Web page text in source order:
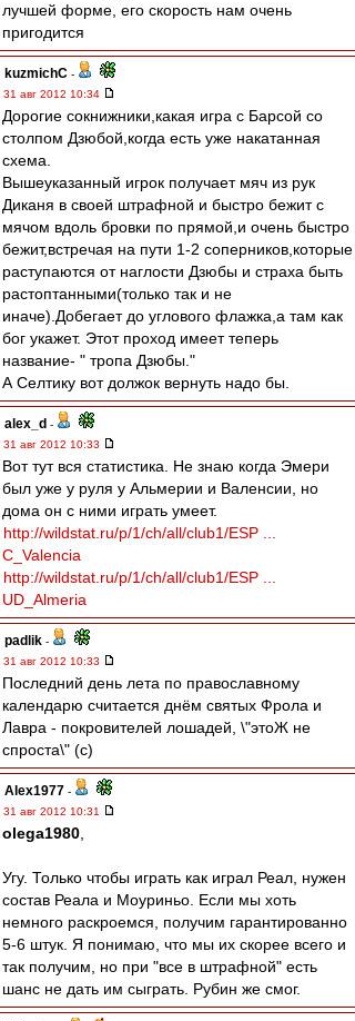
лучшей форме, его скорость нам очень
пригодится
kuzmichC -
31 авг 2012 10:34
Дорогие сокнижники,какая игра с Барсой со
столпом Дзюбой,когда есть уже накатанная
схема.
Вышеуказанный игрок получает мяч из рук
Диканя в своей штрафной и быстро бежит с
мячом вдоль бровки по прямой,и очень быстро
бежит,встречая на пути 1-2 соперников,которые
раступаются от наглости Дзюбы и страха быть
растоптанными(только так и не
иначе).Добегает до углового флажка,а там как
бог укажет. Этот проход имеет теперь
название- " тропа Дзюбы."
А Селтику вот должок вернуть надо бы.
alex_d -
31 авг 2012 10:33
Вот тут вся статистика. Не знаю когда Эмери
был уже у руля у Альмерии и Валенсии, но
дома он с ними играть умеет.
http://wildstat.ru/p/1/ch/all/club1/ESP ...
C_Valencia
http://wildstat.ru/p/1/ch/all/club1/ESP ...
UD_Almeria
padlik -
31 авг 2012 10:33
Последний день лета по православному
календарю считается днём святых Фрола и
Лавра - покровителей лошадей, \"этоЖ не
спроста\" (с)
Alex1977 -
31 авг 2012 10:31
olega1980
Угу. Только чтобы играть как играл Реал, нужен
состав Реала и Моуриньо. Если мы хоть
немного раскроемся, получим гарантированно
5-6 штук. Я понимаю, что мы их скорее всего и
так получим, но при "все в штрафной" есть
шанс не дать им сыграть. Рубин же смог.